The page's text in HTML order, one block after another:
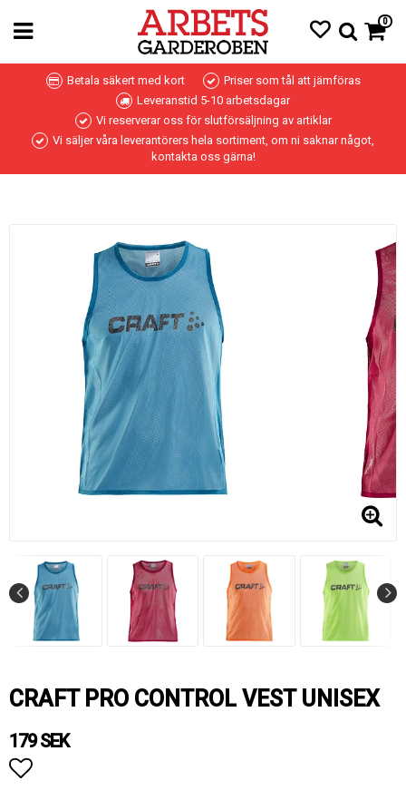
0
Betala säkert med kort
Priser som tål att jämföras
Leveranstid 5-10 arbetsdagar
Vi reserverar oss för slutförsäljning av artiklar
Vi säljer våra leverantörers hela sortiment, om ni saknar något,
kontakta oss gärna!
CRAFT PRO CONTROL VEST UNISEX
179 SEK